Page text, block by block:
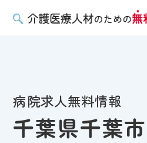
病院求人無料情報
千葉県千葉